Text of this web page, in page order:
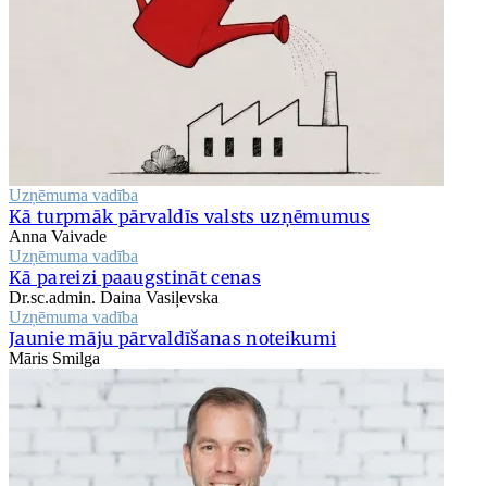
Uzņēmuma vadība
Kā turpmāk pārvaldīs valsts uzņēmumus
Anna Vaivade
Uzņēmuma vadība
Kā pareizi paaugstināt cenas
Dr.sc.admin. Daina Vasiļevska
Uzņēmuma vadība
Jaunie māju pārvaldīšanas noteikumi
Māris Smilga